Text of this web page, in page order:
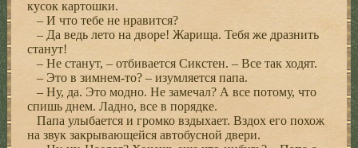
кусок картошки.
– И что тебе не нравится?
– Да ведь лето на дворе! Жарища. Тебя же дразнить
станут!
– Не станут, – отбивается Сикстен. – Все так ходят.
– Это в зимнем-то? – изумляется папа.
– Ну, да. Это модно. Не замечал? А все потому, что
спишь днем. Ладно, все в порядке.
Папа улыбается и громко вздыхает. Вздох его похож
на звук закрывающейся автобусной двери.